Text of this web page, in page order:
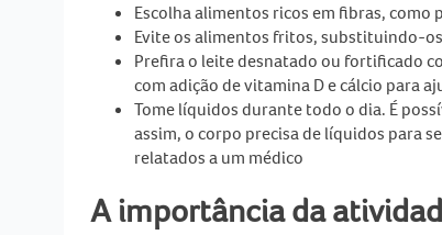
Escolha alimentos ricos em fibras, como
Evite os alimentos fritos, substituindo-
Prefira o leite desnatado ou fortificado
com adição de vitamina D e cálcio para
Tome líquidos durante todo o dia. É
assim, o corpo precisa de líquidos para
relatados a um médico
A importância da